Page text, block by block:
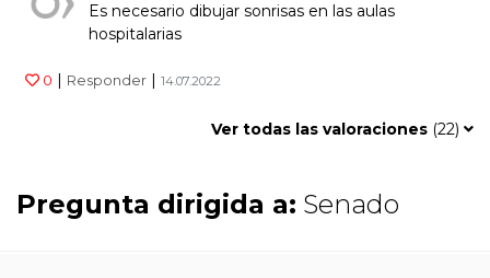
Es necesario dibujar sonrisas en las aulas
hospitalarias
0 Responder 14.07.2022
Ver todas las valoraciones (22)
Pregunta dirigida a: Senado